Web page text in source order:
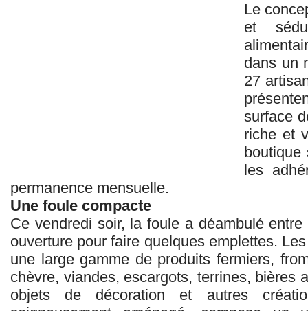
Le
et
dans un
27
surface
riche et
boutique
les
permanence mensuelle.
Une foule compacte
Ce vendredi soir, la foule a déambulé
ouverture pour faire quelques emplettes.
une large gamme de produits fermiers,
chèvre, viandes, escargots, terrines, bières
objets de décoration et autres